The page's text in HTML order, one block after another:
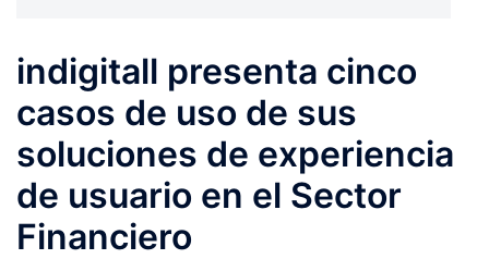
indigitall presenta cinco
casos de uso de sus
soluciones de experiencia
de usuario en el Sector
Financiero